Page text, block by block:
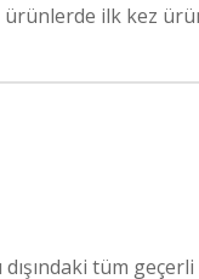
ürünlerde ilk kez
dışındaki tüm